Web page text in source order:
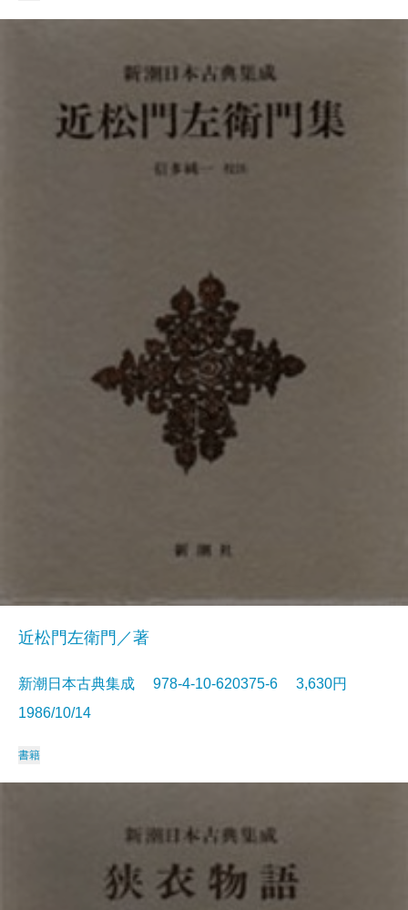
近松門左衛門／著
新潮日本古典集成 978-4-10-620375-6 3,630円
1986/10/14
書籍